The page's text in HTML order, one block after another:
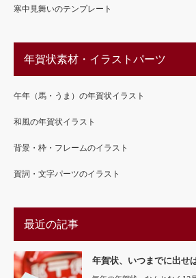
寒中見舞いのテンプレート
年賀状素材・イラストパーツ
午年（馬・うま）の年賀状イラスト
和風の年賀状イラスト
背景・枠・フレームのイラスト
賀詞・文字パーツのイラスト
最近の記事
年賀状、いつまでに出せ